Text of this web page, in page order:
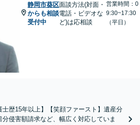
静岡市葵区
からも相談
受付中
面談方法(対面・
電話・ビデオな
ど)は応相談
営業時間：0
9:30~17:30
（平日）
士歴15年以上】【笑顔ファースト】遺産分
侵害額請求など、幅広く対応していま